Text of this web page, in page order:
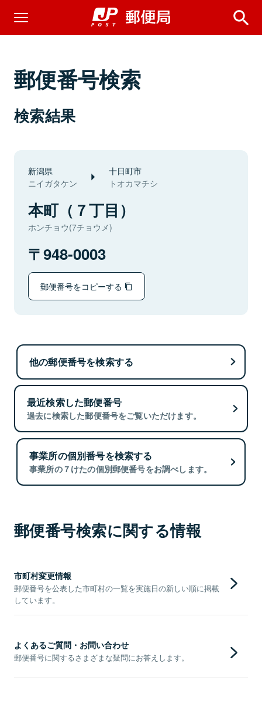
郵便番号検索
検索結果
新潟県
ニイガタケン
十日町市
トオカマチシ
本町（７丁目）
ホンチョウ(7チョウメ)
948-0003
郵便番号をコピーする
他の郵便番号を検索する
最近検索した郵便番号
過去に検索した郵便番号をご覧いただけます。
事業所の個別番号を検索する
事業所の７けたの個別郵便番号をお調べします。
郵便番号検索に関する情報
市町村変更情報
郵便番号を公表した市町村の一覧を実施日の新しい順に掲載
しています。
よくあるご質問・お問い合わせ
郵便番号に関するさまざまな疑問にお答えします。